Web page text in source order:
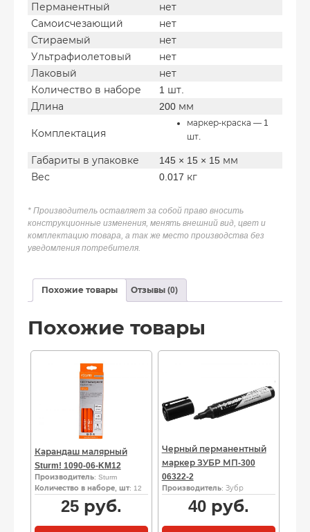
Перманентный
нет
Самоисчезающий
нет
Стираемый
нет
Ультрафиолетовый
нет
Лаковый
нет
Количество в наборе
1 шт.
Длина
200 мм
Комплектация
маркер-краска — 1
шт.
Габариты в упаковке
145 × 15 × 15 мм
Вес
0.017 кг
* Производитель оставляет за собой право вносить
конструкционные изменения, менять внешний вид, цвет и
комплектацию товара, а так же место производства без
уведомления потребителя.
Похожие товары Отзывы (0)
Похожие товары
Карандаш малярный
Sturm! 1090-06-KM12
Производитель: Sturm
Количество в наборе, шт: 12
25руб.
Черный перманентный
маркер ЗУБР МП-300
06322-2
Производитель: Зубр
40руб.